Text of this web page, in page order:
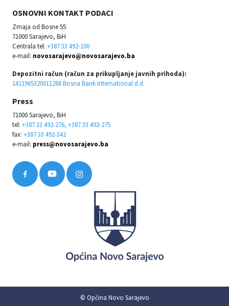
OSNOVNI KONTAKT PODACI
Zmaja od Bosne 55
71000 Sarajevo, BiH
Centrala tel: +387 33 492-100
e-mail: novosarajevo@novosarajevo.ba
Depozitni račun (račun za prikupljanje javnih prihoda):
1411965320011288 Bosna Bank International d.d.
Press
71000 Sarajevo, BiH
tel: +387 33 492-276, +387 33 492-275
fax: +387 33 492-342
e-mail: press@novosarajevo.ba
© Općina Novo Sarajevo